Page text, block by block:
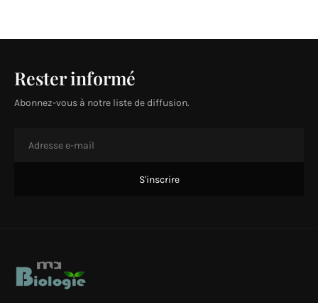
Rester informé
Abonnez-vous à notre liste de diffusion.